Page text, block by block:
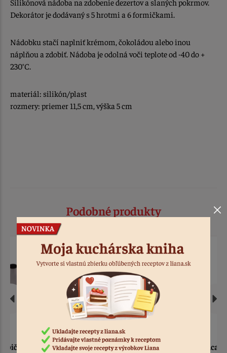
Dekorátor je dodávaný s 5 hrotmi a 6 formičkami.
Nádobku stačí naplniť krémom, čokoládou alebo inou
náplňou a zdobiť. Nádoba je odolná voči teplote od -40 do +
230°C.
materiál: silikón/plast
rozmery: priemer 11,5 cm, výška 5 cm
Podobné produkty
Zdobiaca špička na
Zdobiaca špička nerez 8